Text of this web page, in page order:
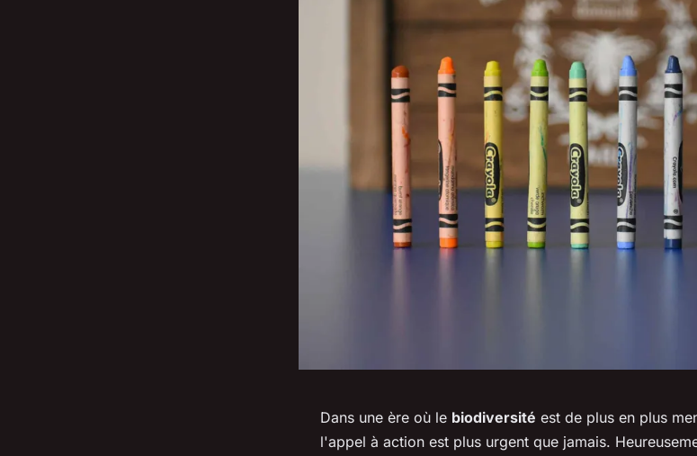
Dans une ère où le biodiversité est de plus en plus
l'appel à action est plus urgent que jamais.